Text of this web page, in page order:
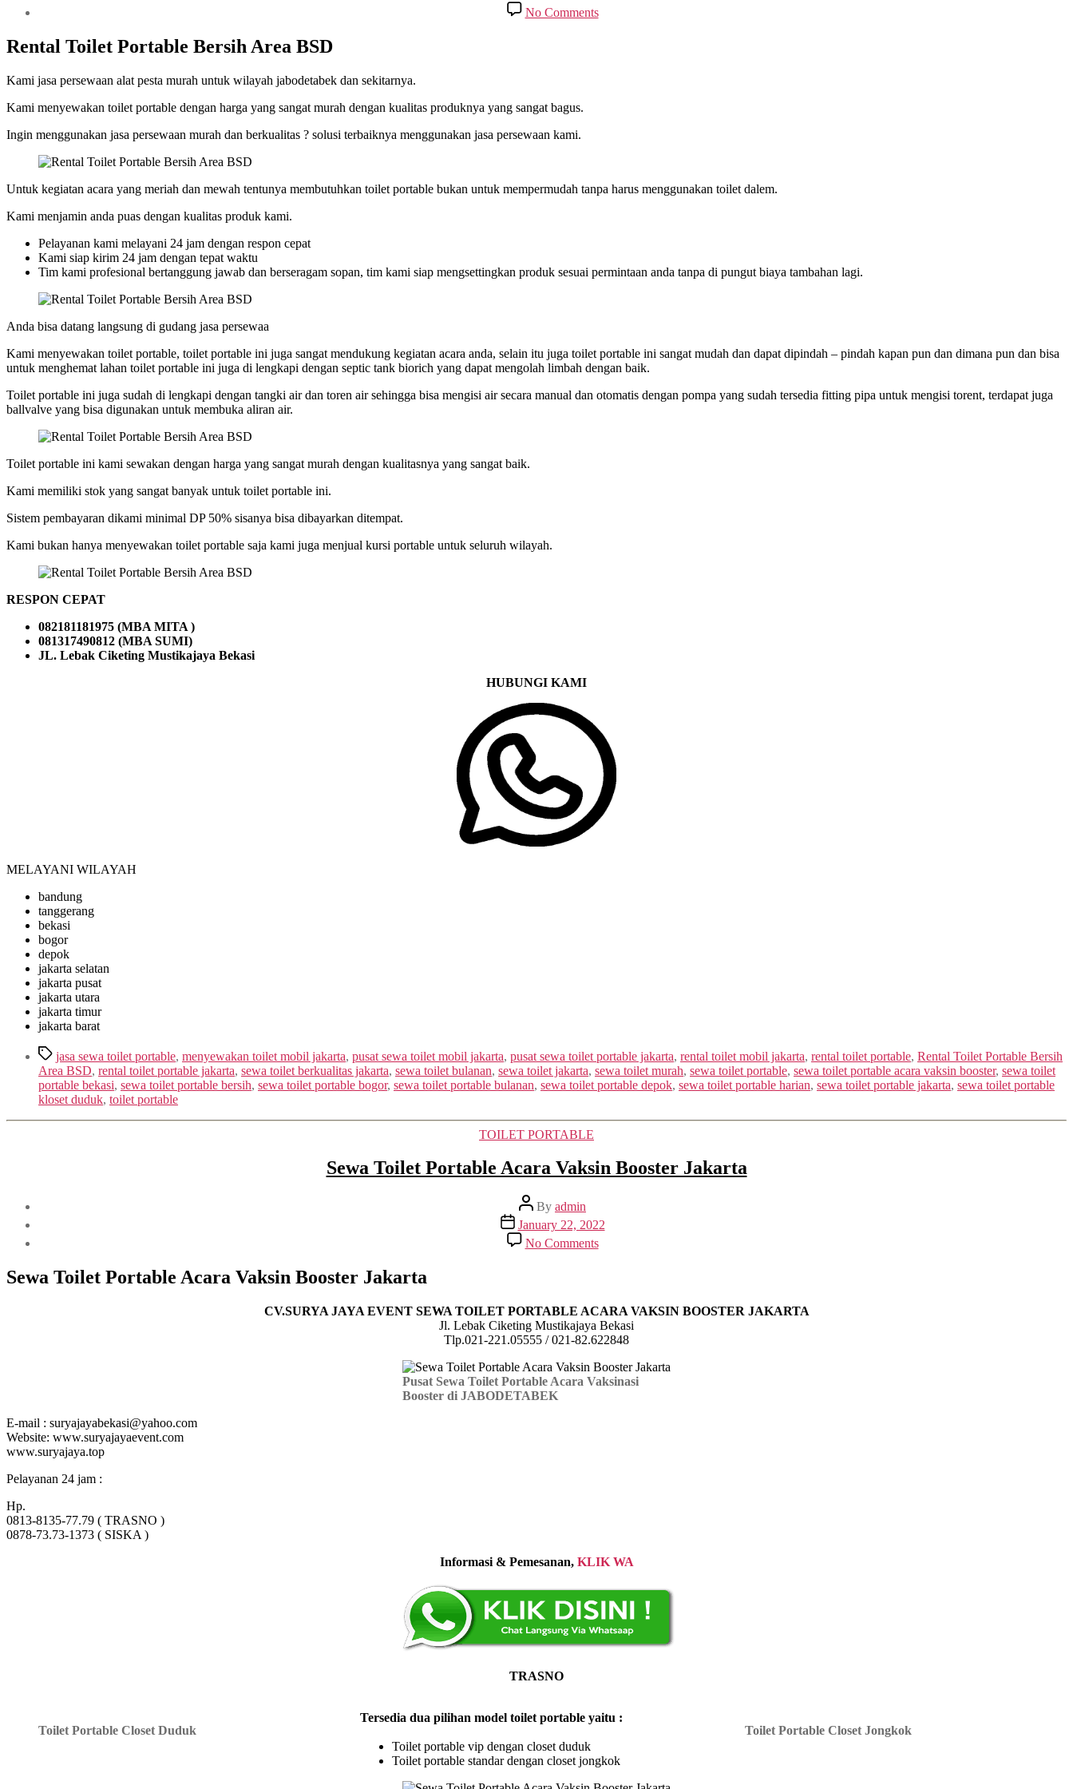
date
No Commentson
Rental
Rental Toilet Portable Bersih Area BSD
Kami jasa persewaan alat pesta murah untuk wilayah jabodetabek dan sekitarnya.
Kami menyewakan toilet portable dengan harga yang sangat murah dengan kualitas produknya yang sangat bagus.
Ingin menggunakan jasa persewaan murah dan berkualitas ? solusi terbaiknya menggunakan jasa persewaan kami.
Untuk kegiatan acara yang meriah dan mewah tentunya membutuhkan toilet portable bukan untuk mempermudah tanpa harus menggunakan toilet dalem.
Kami menjamin anda puas dengan kualitas produk kami.
Pelayanan kami melayani 24 jam dengan respon cepat
Kami siap kirim 24 jam dengan tepat waktu
Tim kami profesional bertanggung jawab dan berseragam sopan, tim kami siap mengsettingkan produk sesuai permintaan anda tanpa di pungut biaya tambahan lagi.
Anda bisa datang langsung di gudang jasa persewaa
Kami menyewakan toilet portable, toilet portable ini juga sangat mendukung kegiatan acara anda, selain itu juga toilet portable ini sangat mudah dan dapat dipindah – pindah kapan pun dan dimana pun dan bisa
untuk menghemat lahan toilet portable ini juga di lengkapi dengan septic tank biorich yang dapat mengolah limbah dengan baik.
Toilet portable ini juga sudah di lengkapi dengan tangki air dan toren air sehingga bisa mengisi air secara manual dan otomatis dengan pompa yang sudah tersedia fitting pipa untuk mengisi torent, terdapat juga
ballvalve yang bisa digunakan untuk membuka aliran air.
Toilet portable ini kami sewakan dengan harga yang sangat murah dengan kualitasnya yang sangat baik.
Kami memiliki stok yang sangat banyak untuk toilet portable ini.
Sistem pembayaran dikami minimal DP 50% sisanya bisa dibayarkan ditempat.
Kami bukan hanya menyewakan toilet portable saja kami juga menjual kursi portable untuk seluruh wilayah.
RESPON CEPAT
082181181975 (MBA MITA )
081317490812 (MBA SUMI)
JL. Lebak Ciketing Mustikajaya Bekasi
HUBUNGI KAMI
MELAYANI WILAYAH
bandung
tanggerang
bekasi
bogor
depok
jakarta selatan
jakarta pusat
jakarta utara
jakarta timur
jakarta barat
Tagsjasa sewa toilet portable, menyewakan toilet mobil jakarta, pusat sewa toilet mobil jakarta, pusat sewa toilet portable jakarta, rental toilet mobil jakarta, rental toilet portable, Rental Toilet Portable Bersih
Area BSD, rental toilet portable jakarta, sewa toilet berkualitas jakarta, sewa toilet bulanan, sewa toilet jakarta, sewa toilet murah, sewa toilet portable, sewa toilet portable acara vaksin booster, sewa toilet
portable bekasi, sewa toilet portable bersih, sewa toilet portable bogor, sewa toilet portable bulanan, sewa toilet portable depok, sewa toilet portable harian, sewa toilet portable jakarta, sewa toilet portable
kloset duduk, toilet portable
Categories
TOILET PORTABLE
Sewa Toilet Portable Acara Vaksin Booster Jakarta
Post
author
By admin
Post
date
January 22, 2022
No Commentson
Sewa
Vaksin
Booster
Jakarta
Sewa Toilet Portable Acara Vaksin Booster Jakarta
CV.SURYA JAYA EVENT SEWA TOILET PORTABLE ACARA VAKSIN BOOSTER JAKARTA
Jl. Lebak Ciketing Mustikajaya Bekasi
Tlp.021-221.05555 / 021-82.622848
Pusat Sewa Toilet Portable Acara Vaksinasi
Booster di JABODETABEK
E-mail : suryajayabekasi@yahoo.com
Website: www.suryajayaevent.com
www.suryajaya.top
Pelayanan 24 jam :
Hp.
0813-8135-77.79 ( TRASNO )
0878-73.73-1373 ( SISKA )
Informasi & Pemesanan, KLIK WA
TRASNO
Toilet Portable Closet Duduk
Tersedia dua pilihan model toilet portable yaitu :
Toilet portable vip dengan closet duduk
Toilet portable standar dengan closet jongkok
Toilet Portable Closet Jongkok